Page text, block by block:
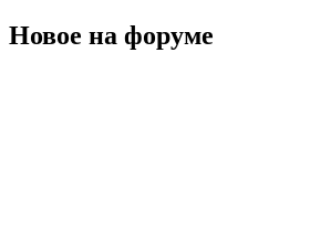
Новое на форуме